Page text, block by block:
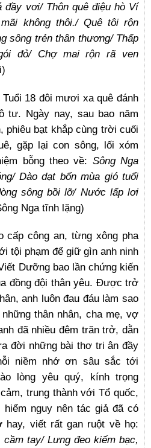
đầy vơi/ Thôn quê điệu hò Ví
không thôi./ Quê tôi rộn
sông trẻn thân thương/ Thấp
đỏ/ Chợ mai rộn rã ven
18 đôi mươi xa quê đánh
tư. Ngày nay, sau bao năm
phiêu bạt khắp cùng trời cuối
gặp lại con sông, lối xóm
bỗng theo về: Sông Nga
Dào dạt bốn mùa gió tuổi
sông bồi lỡ/ Nước lấp lơi
Nga tĩnh lặng)
cấp công an, từng xông pha
tội phạm để giữ gìn anh ninh
Dưỡng bao lần chứng kiến
đồng đội thân yêu. Được trở
anh luôn đau đáu làm sao
thân nhân, cha mẹ, vợ
đã nhiều đêm trăn trở, dằn
đời những bài thơ tri ân đầy
niềm nhớ ơn sâu sắc tới
lòng yêu quý, kính trọng
trung thành với Tổ quốc,
hiểm nguy nên tác giả đã có
hay, viết rất gan ruột về họ:
tay/ Lưng đeo kiếm bạc,